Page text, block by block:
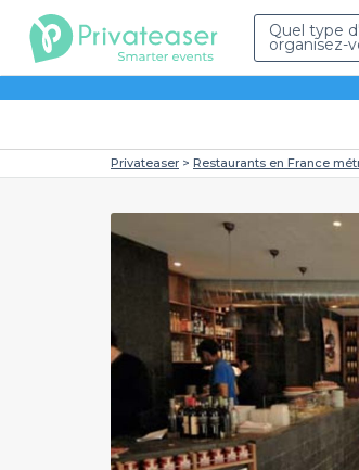
Quel type
organisez-
Privateaser Restaurants en France